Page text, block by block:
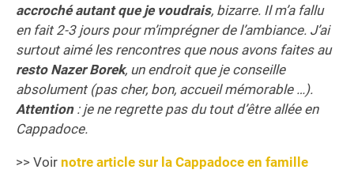
accroché autant que je voudrais, bizarre. Il m’a fallu
en fait 2-3 jours pour m’imprégner de l’ambiance. J’ai
surtout aimé les rencontres que nous avons faites au
resto Nazer Borek, un endroit que je conseille
absolument (pas cher, bon, accueil mémorable …).
Attention: je ne regrette pas du tout d’être allée en
Cappadoce.
>> Voir notre article sur la Cappadoce en famille